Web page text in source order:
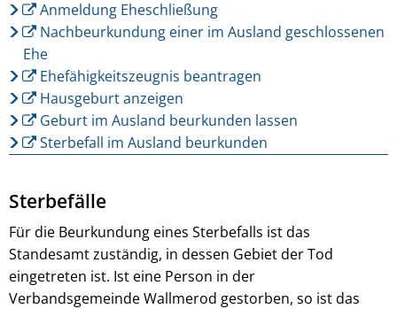
Anmeldung Eheschließung
Nachbeurkundung einer im Ausland geschlossenen
Ehe
Ehefähigkeitszeugnis beantragen
Hausgeburt anzeigen
Geburt im Ausland beurkunden lassen
Sterbefall im Ausland beurkunden
Sterbefälle
Für die Beurkundung eines Sterbefalls ist das
Standesamt zuständig, in dessen Gebiet der Tod
eingetreten ist. Ist eine Person in der
Verbandsgemeinde Wallmerod gestorben, so ist das